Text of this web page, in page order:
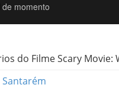
momento
do Filme Scary Movie:
Santarém